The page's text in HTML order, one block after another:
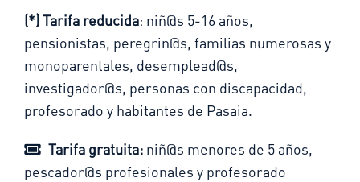
(*) Tarifa reducida: niñ@s 5-16 años,
pensionistas, peregrin@s, familias numerosas y
monoparentales, desemplead@s,
investigador@s, personas con discapacidad,
profesorado y habitantes de Pasaia.
Tarifa gratuita: niñ@s menores de 5 años,
pescador@s profesionales y profesorado